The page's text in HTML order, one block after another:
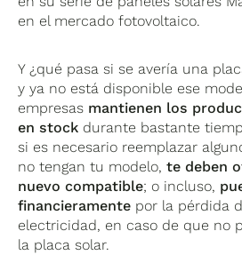
en el mercado fotovoltaico.
Y ¿qué pasa si se avería una
y ya no está disponible ese
empresas mantienen los
en stock durante bastante
si es necesario reemplazar
no tengan tu modelo,te deben
nuevo compatible; o incluso,
financieramente por la pérdida
electricidad, en caso de que no
la placa solar.